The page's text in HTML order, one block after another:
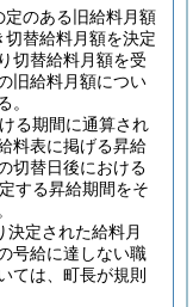
のある旧給料月額
替給料月額を決定
切替給料月額を受
旧給料月額につい
。
る期間に通算され
料表に掲げる昇給
切替日後における
する昇給期間をそ
定された給料月
号給に達しない職
ては、町長が規則